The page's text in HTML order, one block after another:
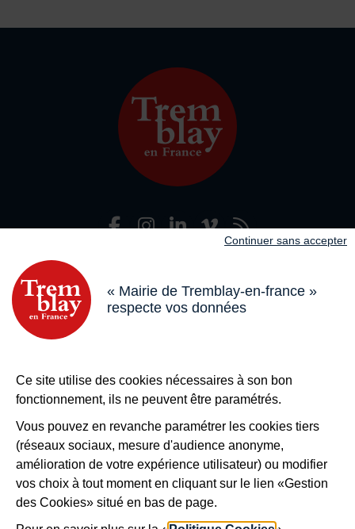
« Mairie de Tremblay-en-france »
respecte vos données
Ce site utilise des cookies nécessaires à son bon
fonctionnement, ils ne peuvent être paramétrés.
Vous pouvez en revanche paramétrer les cookies tiers
(réseaux sociaux, mesure d'audience anonyme,
amélioration de votre expérience utilisateur) ou modifier
vos choix à tout moment en cliquant sur le lien «Gestion
des Cookies» situé en bas de page.
Continuer sans accepter
Nous suivre
Facebook
InstagramLinkedIn
Adresse dans le pied de page
18 boulevard de l’Hôtel de Ville, 93290 Tremblay-en-France
Horaires
Du lundi au vendredi de 8h30 à 12h et de 13h à 17h
Le samedi de 8h30 à 12h
Bouton contacterNous contacter
Plus deTremblay !
S’inscrire à la newsletter
Nos autres sites